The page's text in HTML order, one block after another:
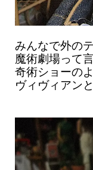
みんなで外の
魔術劇場って
奇術ショーの
ヴィヴィアン